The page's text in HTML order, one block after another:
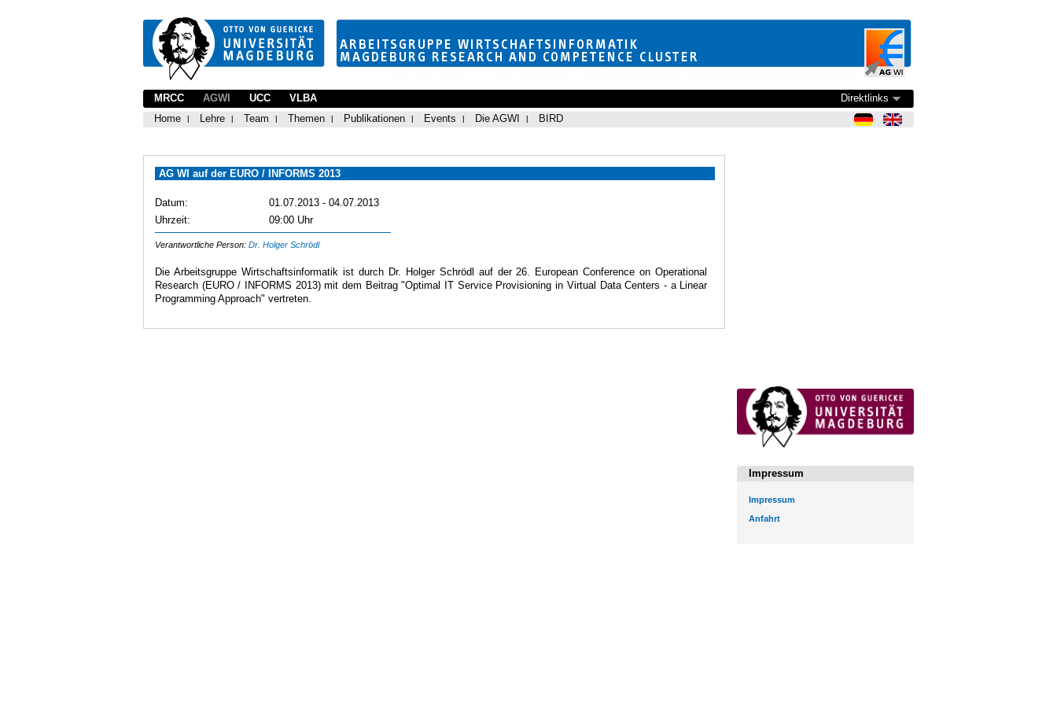
MRCC
AGWI
Home
Lehre Team Themen Publikationen Events Die AGWI BIRD
UCC VLBA Direktlinks
AG WI auf der EURO / INFORMS 2013
Datum:
01.07.2013 - 04.07.2013
Uhrzeit:
09:00 Uhr
Verantwortliche Person: Dr. Holger Schrödl
Die Arbeitsgruppe Wirtschaftsinformatik ist durch Dr. Holger Schrödl auf der 26. European Conference on Operational
Research (EURO / INFORMS 2013) mit dem Beitrag "Optimal IT Service Provisioning in Virtual Data Centers - a Linear
Programming Approach" vertreten.
Impressum
Impressum
Anfahrt